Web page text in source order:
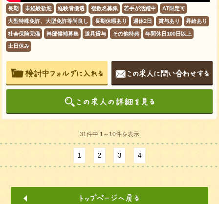
長期 未経験歓迎 経験者優遇 複数名募集 若手が活躍中 AT限定可
大型特殊免許、大型免許等尚良し 長期休暇あり 週休2日 賞与あり 昇給あり
社会保険完備 幹部候補募集 道具貸与 その他特典 年間休日100日以上
土日休み
31件中 1～10件を表示
1 2 3 4